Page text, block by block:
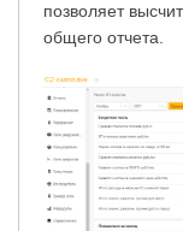
позволяет
общего отчета.